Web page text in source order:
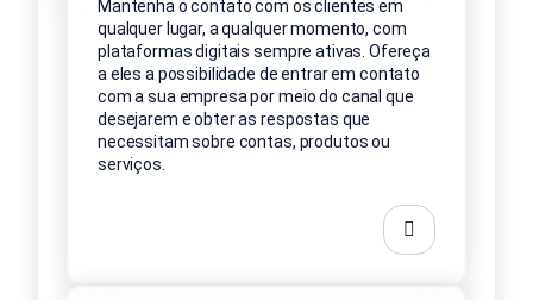
Mantenha o contato com os clientes em
qualquer lugar, a qualquer momento, com
plataformas digitais sempre ativas. Ofereça
a eles a possibilidade de entrar em contato
com a sua empresa por meio do canal que
desejarem e obter as respostas que
necessitam sobre contas, produtos ou
serviços.